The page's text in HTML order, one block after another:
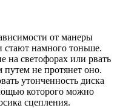
от манеры
стают намного тоньше.
на светофорах или рвать
путем не протянет оно.
утонченность диска
которого можно
сцепления.